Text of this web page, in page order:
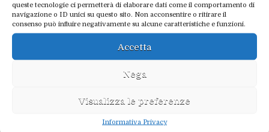
queste tecnologie ci permetterà di elaborare dati come il comportamento di
navigazione o ID unici su questo sito. Non acconsentire o ritirare il
consenso può influire negativamente su alcune caratteristiche e funzioni.
Accetta
Nega
Visualizza le preferenze
Informativa Privacy